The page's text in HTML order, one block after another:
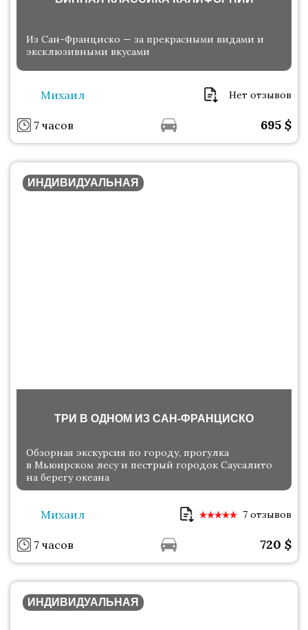
Из Сан-Франциско — за прекрасными видами и
эксклюзивными вкусами
Михаил Нет отзывов
7 часов 695 $
ИНДИВИДУАЛЬНАЯ
ТРИ В ОДНОМ ИЗ САН-ФРАНЦИСКО
Обзорная экскурсия по городу, прогулка
в Мьюирском лесу и пестрый городок Саусалито
на берегу океана
Михаил 7 отзывов
7 часов 720 $
ИНДИВИДУАЛЬНАЯ